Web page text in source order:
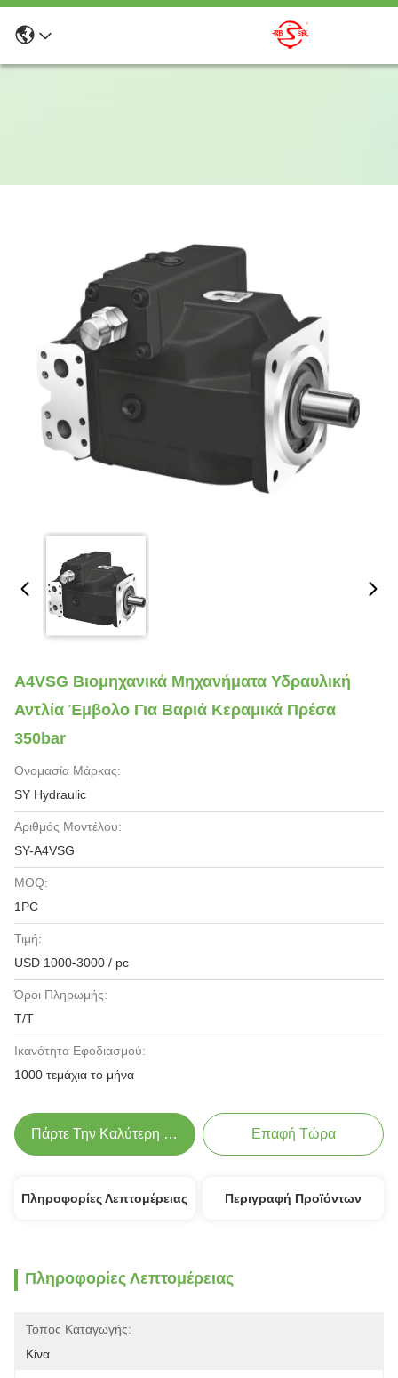
A4VSG Βιομηχανικά Μηχανήματα Υδραυλική
Αντλία Έμβολο Για Βαριά Κεραμικά Πρέσα
350bar
Ονομασία Μάρκας:
SY Hydraulic
Αριθμός Μοντέλου:
SY-A4VSG
MOQ:
1PC
Τιμή:
USD 1000-3000 / pc
Όροι Πληρωμής:
Τ/Τ
Ικανότητα Εφοδιασμού:
1000 τεμάχια το μήνα
Πάρτε Την Καλύτερη Τιμή Επαφή Τώρα
Πληροφορίες Λεπτομέρειας Περιγραφή Προϊόντων
Πληροφορίες Λεπτομέρειας
Τόπος Καταγωγής:
Κίνα